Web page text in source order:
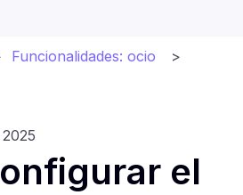
Funcionalidades: ocio
el